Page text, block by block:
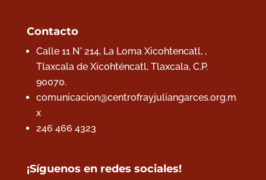
Contacto
Calle 11 N° 214, La Loma Xicohtencatl, ,
Tlaxcala de Xicohténcatl, Tlaxcala, C.P.
90070.
comunicacion@centrofrayjuliangarces.org.m
x
246 466 4323
¡Síguenos en redes sociales!